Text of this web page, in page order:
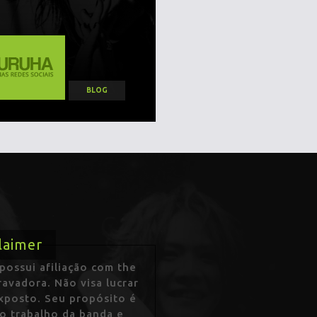
BLOG
possui afiliação com the
Não visa lucrar
Seu propósito é
trabalho da banda e